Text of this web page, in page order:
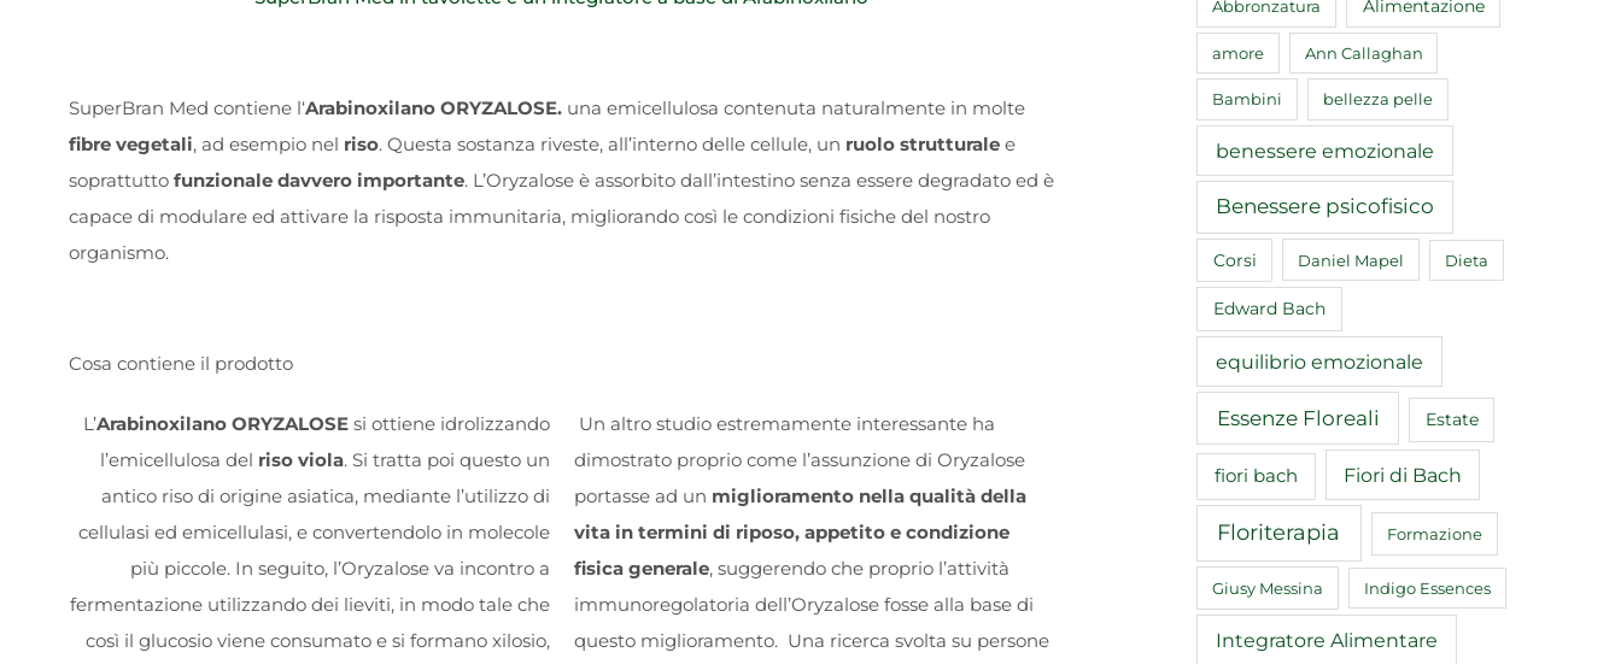
SuperBran Med contiene l‘Arabinoxilano ORYZALOSE. una emicellulosa contenuta naturalmente in molte
fibre vegetali, ad esempio nel riso. Questa sostanza riveste, all’interno delle cellule, un ruolo strutturalee
soprattutto funzionale davvero importante. L’Oryzalose è assorbito dall’intestino senza essere degradato ed è
capace di modulare ed attivare la risposta immunitaria, migliorando così le condizioni fisiche del nostro
organismo.
Cosa contiene il prodotto
L’Arabinoxilano ORYZALOSEsi ottiene idrolizzando
l’emicellulosa del riso viola. Si tratta poi questo un
antico riso di origine asiatica, mediante l’utilizzo di
cellulasi ed emicellulasi, e convertendolo in molecole
più piccole. In seguito, l’Oryzalose va incontro a
fermentazione utilizzando dei lieviti, in modo tale che
così il glucosio viene consumato e si formano xilosio,
Un altro studio estremamente interessante ha
dimostrato proprio come l’assunzione di Oryzalose
portasse ad un miglioramento nella qualità della
vita in termini di riposo, appetito e condizione
fisica generale, suggerendo che proprio l’attività
immunoregolatoria dell’Oryzalose fosse alla base di
questo miglioramento. Una ricerca svolta su persone
Abbronzatura Alimentazione
amore Ann Callaghan
Bambini bellezza pelle
benessere emozionale
Benessere psicofisico
Corsi Daniel Mapel Dieta
Edward Bach
equilibrio emozionale
Essenze Floreali Estate
fiori bach Fiori di Bach
Floriterapia Formazione
Giusy Messina Indigo Essences
Integratore Alimentare